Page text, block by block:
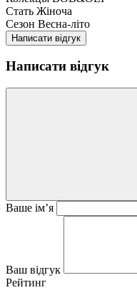
Стать Жіноча
Сезон Весна-літо
Написати відгук
Написати відгук
Ваше ім’я
Ваш відгук
Рейтинг